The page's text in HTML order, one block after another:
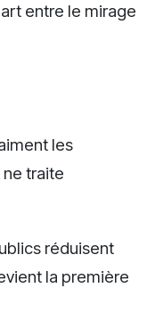
entre le mirage
les
traite
réduisent
la première